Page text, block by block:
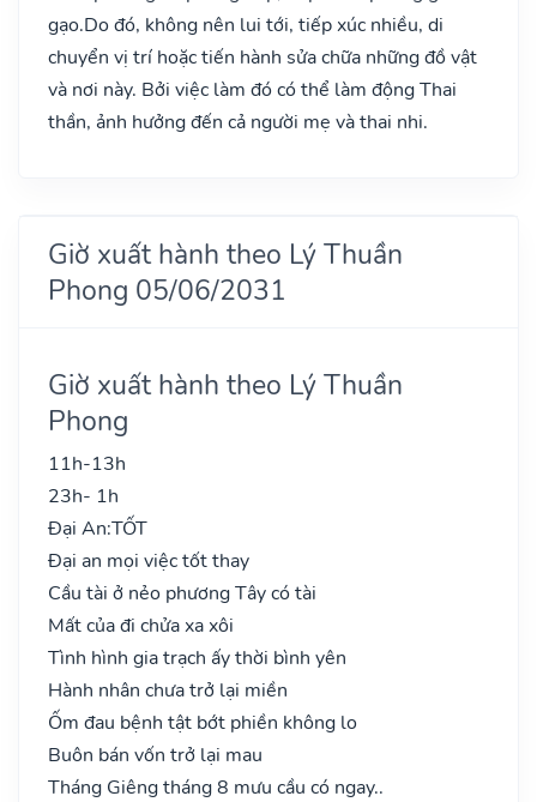
gạo.Do đó, không nên lui tới, tiếp xúc nhiều, di
chuyển vị trí hoặc tiến hành sửa chữa những đồ vật
và nơi này. Bởi việc làm đó có thể làm động Thai
thần, ảnh hưởng đến cả người mẹ và thai nhi.
Giờ xuất hành theo Lý Thuần
Phong 05/06/2031
Giờ xuất hành theo Lý Thuần
Phong
11h-13h
23h- 1h
Đại An:TỐT
Đại an mọi việc tốt thay
Cầu tài ở nẻo phương Tây có tài
Mất của đi chửa xa xôi
Tình hình gia trạch ấy thời bình yên
Hành nhân chưa trở lại miền
Ốm đau bệnh tật bớt phiền không lo
Buôn bán vốn trở lại mau
Tháng Giêng tháng 8 mưu cầu có ngay..